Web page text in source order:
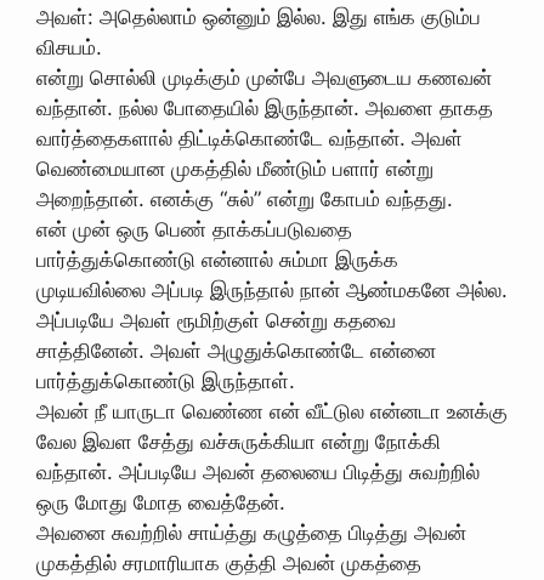
அவள்: அதெல்லாம் ஒன்னும் இல்ல. இது எங்க குடும்ப
விசயம்.
என்று சொல்லி முடிக்கும் முன்பே அவளுடைய கணவன்
வந்தான். நல்ல போதையில் இருந்தான். அவளை தாகத
வார்த்தைகளால் திட்டிக்கொண்டே வந்தான். அவள்
வெண்மையான முகத்தில் மீண்டும் பளார் என்று
அறைந்தான். எனக்கு “சுல்” என்று கோபம் வந்தது.
என் முன் ஒரு பெண் தாக்கப்படுவதை
பார்த்துக்கொண்டு என்னால் சும்மா இருக்க
முடியவில்லை அப்படி இருந்தால் நான் ஆண்மகனே அல்ல.
அப்படியே அவள் ரூமிற்குள் சென்று கதவை
சாத்தினேன். அவள் அழுதுக்கொண்டே என்னை
பார்த்துக்கொண்டு இருந்தாள்.
அவன் நீ யாருடா வெண்ண என் வீட்டுல என்னடா உனக்கு
வேல இவள சேத்து வச்சுருக்கியா என்று நோக்கி
வந்தான். அப்படியே அவன் தலையை பிடித்து சுவற்றில்
ஒரு மோது மோத வைத்தேன்.
அவனை சுவற்றில் சாய்த்து கழுத்தை பிடித்து அவன்
முகத்தில் சரமாரியாக குத்தி அவன் முகத்தை